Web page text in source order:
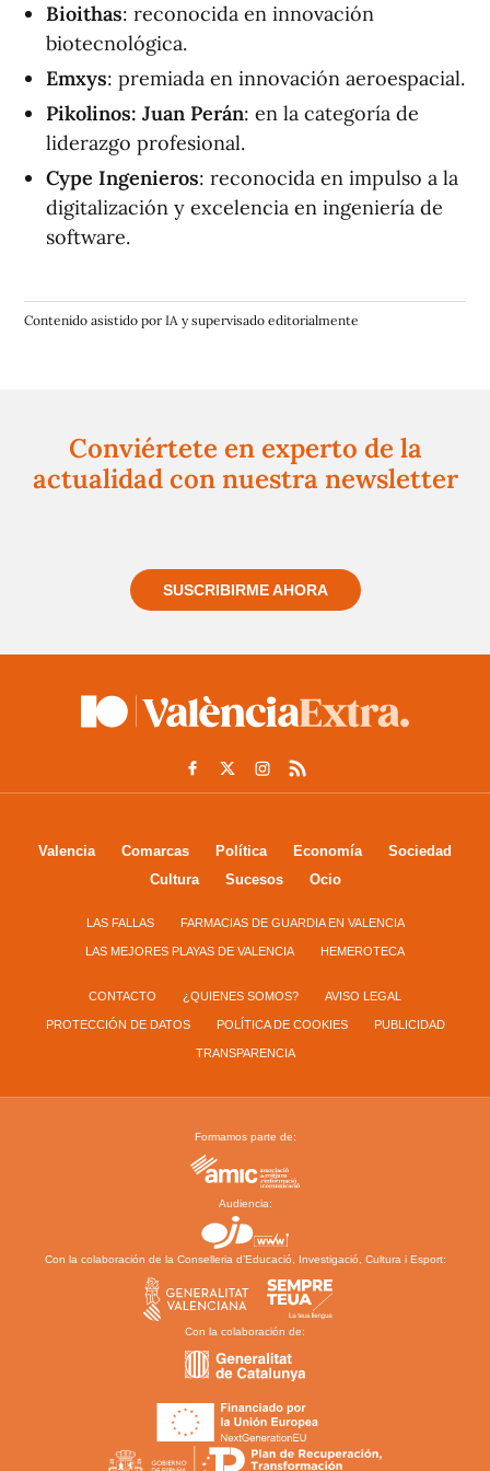
Bioithas: reconocida en innovación
biotecnológica.
Emxys: premiada en innovación aeroespacial.
Pikolinos: Juan Perán: en la categoría de
liderazgo profesional.
Cype Ingenieros: reconocida en impulso a la
digitalización y excelencia en ingeniería de
software.
Contenido asistido por IA y supervisado editorialmente
Conviértete en experto de la
actualidad con nuestra newsletter
SUSCRIBIRME AHORA
Valencia Comarcas Política Economía
Sociedad
Cultura
Sucesos Ocio
LAS FALLAS FARMACIAS DE GUARDIA EN VALENCIA
LAS MEJORES PLAYAS DE VALENCIA HEMEROTECA
CONTACTO ¿QUIENES SOMOS? AVISO LEGAL
PROTECCIÓN DE DATOS POLÍTICA DE COOKIES PUBLICIDAD
TRANSPARENCIA
Formamos parte de:
Audiencia:
Con la colaboración de la Conselleria d’Educació, Investigació, Cultura i Esport:
Con la colaboración de: